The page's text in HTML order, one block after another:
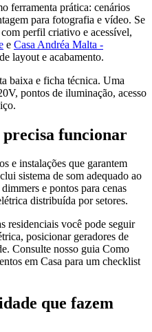
ferramenta prática: cenários
para fotografia e vídeo. Se
perfil criativo e acessível,
e Casa Andréa Malta -
layout e acabamento.
baixa e ficha técnica. Uma
pontos de iluminação, acesso
funcionar
e instalações que garantem
sistema de som adequado ao
e pontos para cenas
distribuída por setores.
residenciais você pode seguir
posicionar geradores de
Consulte nosso guia Como
em Casa para um checklist
que fazem